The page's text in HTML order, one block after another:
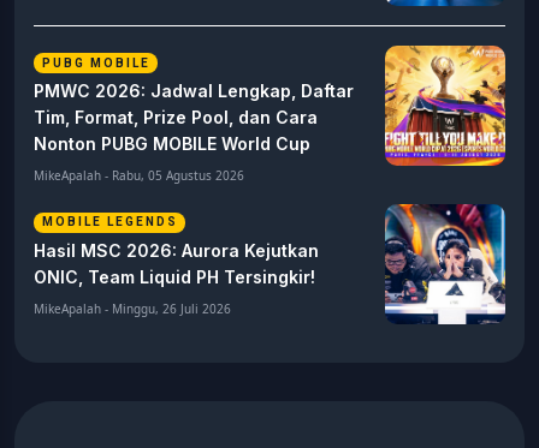
PUBG MOBILE
PMWC 2026: Jadwal Lengkap, Daftar
Tim, Format, Prize Pool, dan Cara
Nonton PUBG MOBILE World Cup
MikeApalah - Rabu, 05 Agustus 2026
MOBILE LEGENDS
Hasil MSC 2026: Aurora Kejutkan
ONIC, Team Liquid PH Tersingkir!
MikeApalah - Minggu, 26 Juli 2026